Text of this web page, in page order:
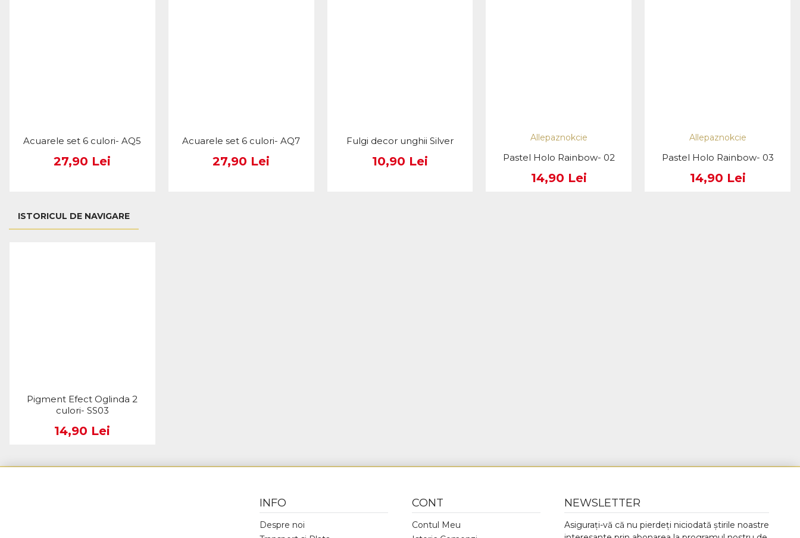
Acuarele set 6 culori- AQ5
27,90 Lei
Acuarele set 6 culori- AQ7
27,90 Lei
Fulgi decor unghii Silver
10,90 Lei
Allepaznokcie
Pastel Holo Rainbow- 02
14,90 Lei
Allepaznokcie
Pastel Holo Rainbow- 03
14,90 Lei
ISTORICUL DE NAVIGARE
Pigment Efect Oglinda 2
culori- SS03
14,90 Lei
INFO
Despre noi
CONT
Contul Meu
NEWSLETTER
Asigurați-vă că nu pierdeți niciodată știrile noastre